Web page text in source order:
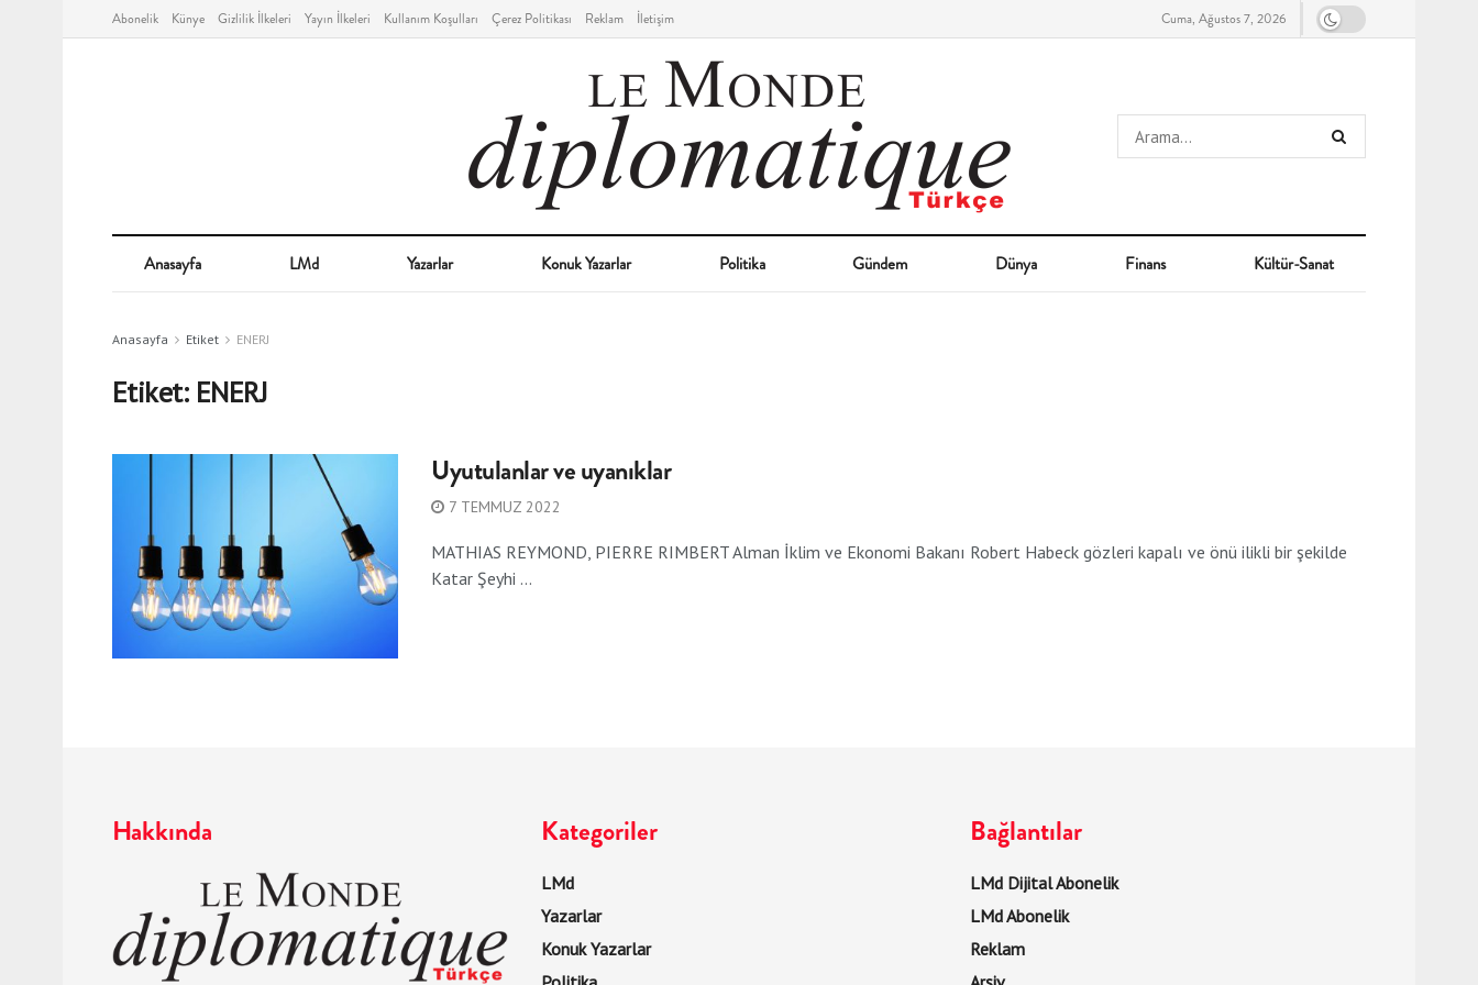
Abonelik Künye Gizlilik İlkeleri Yayın İlkeleri Kullanım Koşulları Çerez Politikası Reklam İletişim Cuma, Ağustos 7, 2026
Anasayfa LMd Yazarlar Konuk Yazarlar Politika Gündem Dünya Finans Kültür-Sanat
Anasayfa Etiket ENERJ
Etiket: ENERJ
Uyutulanlar ve uyanıklar
7 TEMMUZ 2022
MATHIAS REYMOND, PIERRE RIMBERT Alman İklim ve Ekonomi Bakanı Robert Habeck gözleri kapalı ve önü ilikli bir şekilde
Katar Şeyhi ...
Hakkında Kategoriler
LMd
Yazarlar
Konuk Yazarlar
Bağlantılar
LMd Dijital Abonelik
LMd Abonelik
Reklam